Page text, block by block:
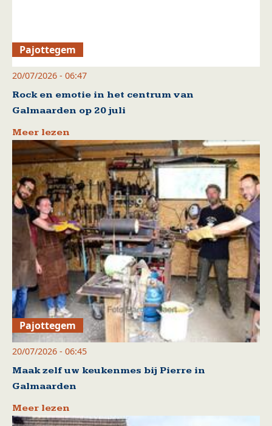
Pajottegem
20/07/2026 - 06:47
Rock en emotie in het centrum van
Galmaarden op 20 juli
Meer lezen
Pajottegem
20/07/2026 - 06:45
Maak zelf uw keukenmes bij Pierre in
Galmaarden
Meer lezen